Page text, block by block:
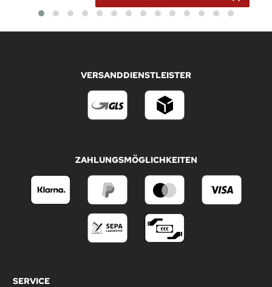
VERSANDDIENSTLEISTER
ZAHLUNGSMÖGLICHKEITEN
SERVICE